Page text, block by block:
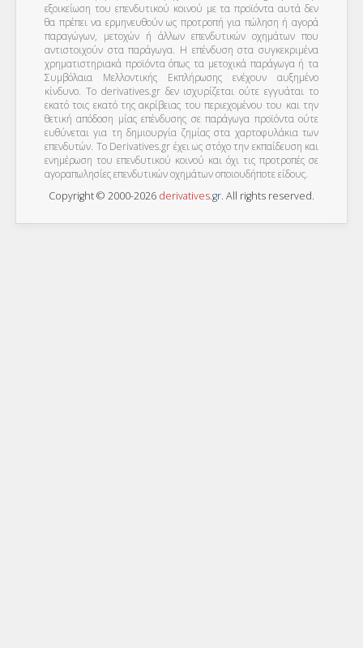
εξοικείωση του επενδυτικού κοινού με τα προϊόντα αυτά δεν
θα πρέπει να ερμηνευθούν ως προτροπή για πώληση ή αγορά
παραγώγων, μετοχών ή άλλων επενδυτικών οχημάτων που
αντιστοιχούν στα παράγωγα. Η επένδυση στα συγκεκριμένα
χρηματιστηριακά προϊόντα όπως τα μετοχικά παράγωγα ή τα
Συμβόλαια Μελλοντικής Εκπλήρωσης ενέχουν αυξημένο
κίνδυνο. Το derivatives.gr δεν ισχυρίζεται ούτε εγγυάται το
εκατό τοις εκατό της ακρίβειας του περιεχομένου του και την
θετική απόδοση μίας επένδυσης σε παράγωγα προϊόντα ούτε
ευθύνεται για τη δημιουργία ζημίας στα χαρτοφυλάκια των
επενδυτών. To Derivatives.gr έχει ως στόχο την εκπαίδευση και
ενημέρωση του επενδυτικού κοινού και όχι τις προτροπές σε
αγοραπωλησίες επενδυτικών οχημάτων οποιουδήποτε είδους.
Copyright © 2000-2026 derivatives.gr. All rights reserved.